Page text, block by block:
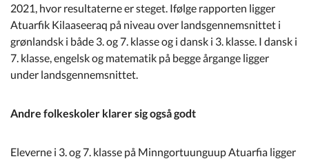
2021, hvor resultaterne er steget. Ifølge rapporten ligger
Atuarfik Kilaaseeraq på niveau over landsgennemsnittet i
grønlandsk i både 3. og 7. klasse og i dansk i 3. klasse. I dansk i
7. klasse, engelsk og matematik på begge årgange ligger
under landsgennemsnittet.
Andre folkeskoler klarer sig også godt
Eleverne i 3. og 7. klasse på Minngortuunguup Atuarfia ligger